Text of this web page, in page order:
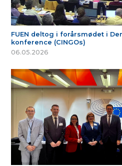
FUEN deltog i forårsmødet i
konference (CINGOs)
06.05.2026